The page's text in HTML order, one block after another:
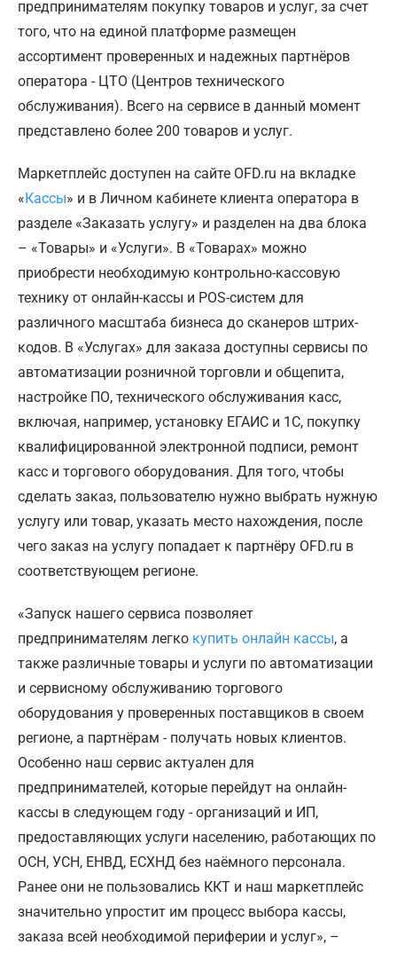
предпринимателям покупку товаров и услуг, за счет
того, что на единой платформе размещен
ассортимент проверенных и надежных партнёров
оператора - ЦТО (Центров технического
обслуживания). Всего на сервисе в данный момент
представлено более 200 товаров и услуг.
Маркетплейс доступен на сайте OFD.ru на вкладке
«Кассы» и в Личном кабинете клиента оператора в
разделе «Заказать услугу» и разделен на два блока
– «Товары» и «Услуги». В «Товарах» можно
приобрести необходимую контрольно-кассовую
технику от онлайн-кассы и POS-систем для
различного масштаба бизнеса до сканеров штрих-
кодов. В «Услугах» для заказа доступны сервисы по
автоматизации розничной торговли и общепита,
настройке ПО, технического обслуживания касс,
включая, например, установку ЕГАИС и 1С, покупку
квалифицированной электронной подписи, ремонт
касс и торгового оборудования. Для того, чтобы
сделать заказ, пользователю нужно выбрать нужную
услугу или товар, указать место нахождения, после
чего заказ на услугу попадает к партнёру OFD.ru в
соответствующем регионе.
«Запуск нашего сервиса позволяет
предпринимателям легко купить онлайн кассы, а
также различные товары и услуги по автоматизации
и cервисному обслуживанию торгового
оборудования у проверенных поставщиков в своем
регионе, а партнёрам - получать новых клиентов.
Особенно наш сервис актуален для
предпринимателей, которые перейдут на онлайн-
кассы в следующем году - организаций и ИП,
предоставляющих услуги населению, работающих по
ОСН, УСН, ЕНВД, ЕСХНД без наёмного персонала.
Ранее они не пользовались ККТ и наш маркетплейс
значительно упростит им процесс выбора кассы,
заказа всей необходимой периферии и услуг», –